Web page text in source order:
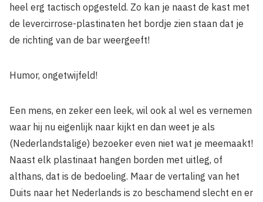
heel erg tactisch opgesteld. Zo kan je naast de kast met
de levercirrose-plastinaten het bordje zien staan dat je
de richting van de bar weergeeft!
Humor, ongetwijfeld!
Een mens, en zeker een leek, wil ook al wel es vernemen
waar hij nu eigenlijk naar kijkt en dan weet je als
(Nederlandstalige) bezoeker even niet wat je meemaakt!
Naast elk plastinaat hangen borden met uitleg, of
althans, dat is de bedoeling. Maar de vertaling van het
Duits naar het Nederlands is zo beschamend slecht en er